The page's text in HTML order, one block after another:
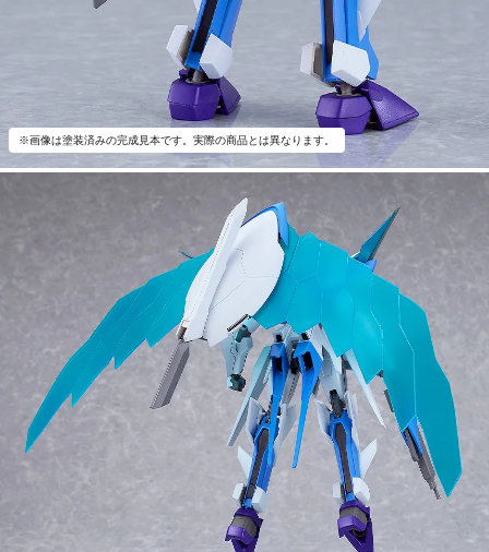
※画像は塗装済みの完成見本です。実際の商品とは異なります。